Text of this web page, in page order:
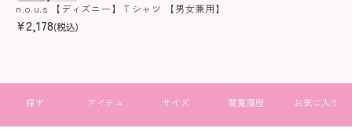
n.o.u.s 【ディズニー】Ｔシャツ 【男女兼用】
¥2,178(税込)